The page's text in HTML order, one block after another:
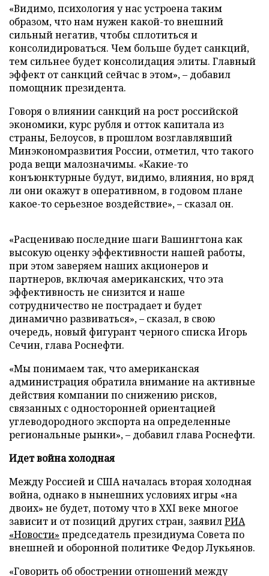
«Видимо, психология у нас устроена таким
образом, что нам нужен какой-то внешний
сильный негатив, чтобы сплотиться и
консолидироваться. Чем больше будет санкций,
тем сильнее будет консолидация элиты. Главный
эффект от санкций сейчас в этом», – добавил
помощник президента.
Говоря о влиянии санкций на рост российской
экономики, курс рубля и отток капитала из
страны, Белоусов, в прошлом возглавлявший
Минэкономразвития России, отметил, что такого
рода вещи малозначимы. «Какие-то
конъюнктурные будут, видимо, влияния, но вряд
ли они окажут в оперативном, в годовом плане
какое-то серьезное воздействие», – сказал он.
«Расцениваю последние шаги Вашингтона как
высокую оценку эффективности нашей работы,
при этом заверяем наших акционеров и
партнеров, включая американских, что эта
эффективность не снизится и наше
сотрудничество не пострадает и будет
динамично развиваться», – сказал, в свою
очередь, новый фигурант черного списка Игорь
Сечин, глава Роснефти.
«Мы понимаем так, что американская
администрация обратила внимание на активные
действия компании по снижению рисков,
связанных с односторонней ориентацией
углеводородного экспорта на определенные
региональные рынки», – добавил глава Роснефти.
Идет война холодная
Между Россией и США началась вторая холодная
война, однако в нынешних условиях игры «на
двоих» не будет, потому что в XXI веке многое
зависит и от позиций других стран, заявилРИА
«Новости» председатель президиума Совета по
внешней и оборонной политике Федор Лукьянов.
«Говорить об обострении отношений между